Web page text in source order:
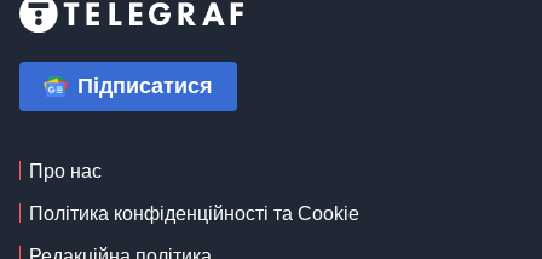
Підписатися
Про нас
Політика конфіденційності та Cookie